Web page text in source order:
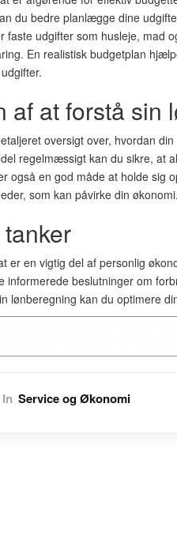
du bedre planlægge dine
faste udgifter som husleje, mad
En realistisk budgetplan
af at forstå sin
oversigt over, hvordan
regelmæssigt kan du sikre, at
også en god måde at holde sig
som kan påvirke din økonomi.
er en vigtig del af personlig
informerede beslutninger om
lønberegning kan du optimere
In Service og Økonomi